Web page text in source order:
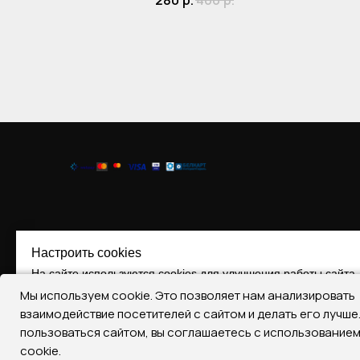
Настроить cookies
На сайте используются cookies для улучшения работы сайта.
Принять все Отклонить все Настроить
Регистрация № 290393787,
Мы используем cookie. Это позволяет нам анализировать
взаимодействие посетителей с сайтом и делать его
пользоваться сайтом, вы соглашаетесь с
cookie.